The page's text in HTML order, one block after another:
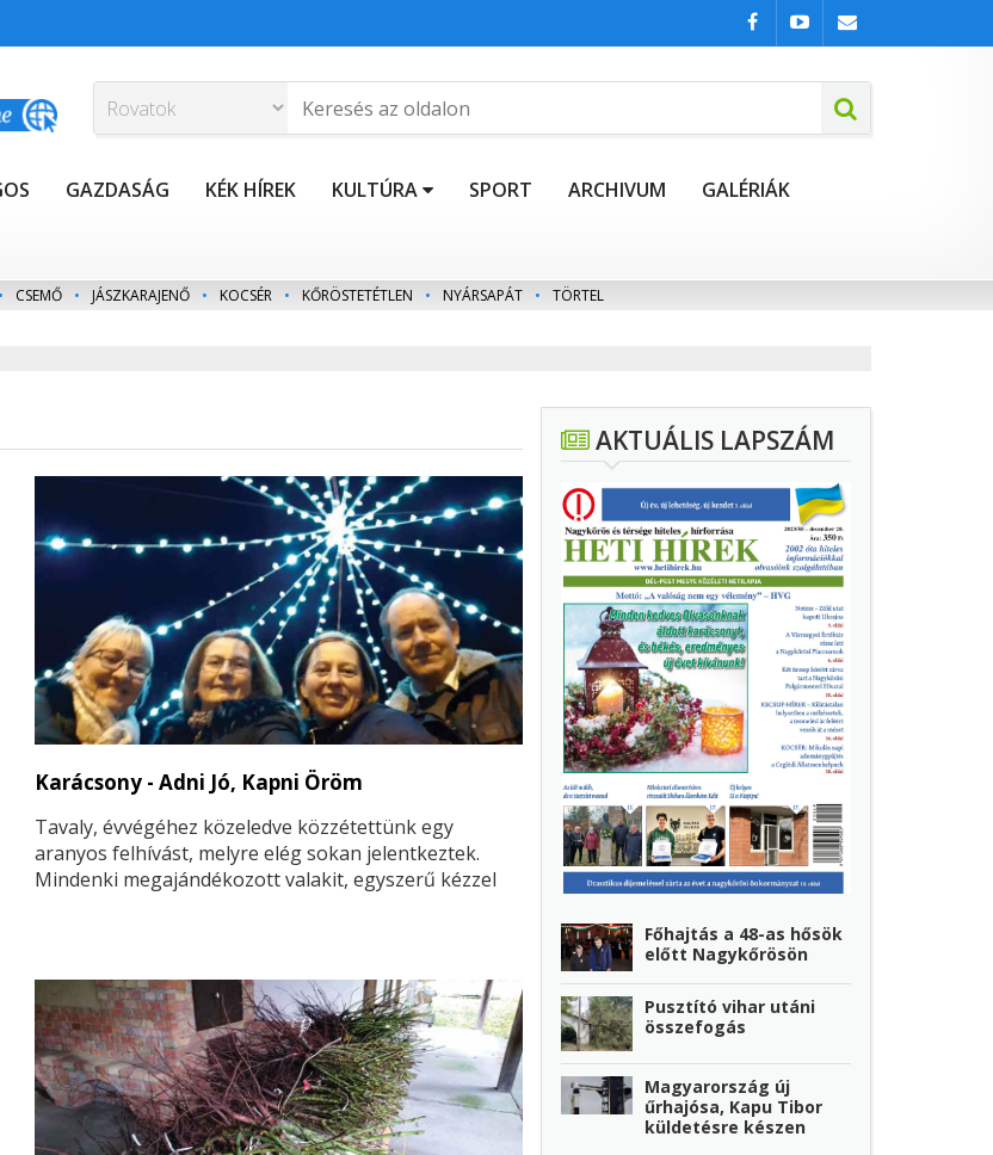
GAZDASÁG KÉK HÍREK KULTÚRA SPORT ARCHIVUM GALÉRIÁK
• CSEMŐ • JÁSZKARAJENŐ • KOCSÉR • KŐRÖSTETÉTLEN • NYÁRSAPÁT • TÖRTEL
Karácsony - Adni Jó, Kapni Öröm
Tavaly, évvégéhez közeledve közzétettünk egy
aranyos felhívást, melyre elég sokan jelentkeztek.
Mindenki megajándékozott valakit, egyszerű kézzel
meghatóvá tette az ünnepi készülődést. Sikerült egy
kis örömöt és meglepetést csempésznünk így a
karácsonyvárásba. Köszönjük, akik velünk tartottak!
AKTUÁLIS LAPSZÁM
Főhajtás a 48-as hősök
előtt Nagykőrösön
Pusztító vihar utáni
összefogás
Magyarország új
űrhajósa, Kapu Tibor
küldetésre készen